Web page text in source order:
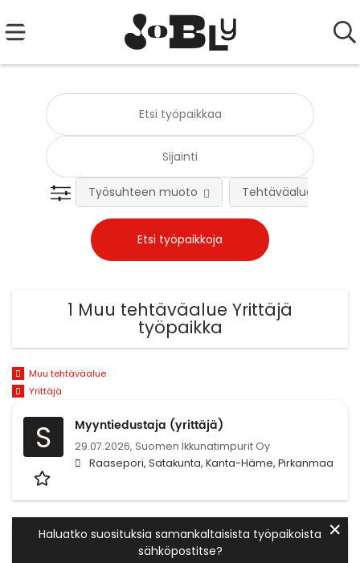
Työsuhteen muoto Tehtäväalue
1 Muu tehtäväalue Yrittäjä
työpaikka
Muu tehtäväalue
Yrittäjä
S Myyntiedustaja (yrittäjä)
29.07.2026, Suomen Ikkunatimpurit Oy
Raasepori, Satakunta, Kanta-Häme, Pirkanmaa
Haluatko suosituksia samankaltaisista työpaikoista
sähköpostitse?
✕